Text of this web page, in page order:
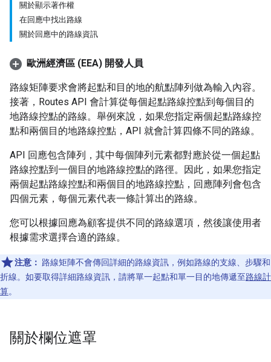
關於顯示著作權
在回應中找出路線
關於回應中的路線資訊
歐洲經濟區 (EEA) 開發人員
路線矩陣要求會將起點和目的地的航點陣列做為輸入內容。
接著，Routes API 會計算從每個起點路線控點到每個目的
地路線控點的路線。舉例來說，如果您指定兩個起點路線控
點和兩個目的地路線控點，API 就會計算四條不同的路線。
API 回應包含陣列，其中每個陣列元素都對應於從一個起點
路線控點到一個目的地路線控點的路徑。因此，如果您指定
兩個起點路線控點和兩個目的地路線控點，回應陣列會包含
四個元素，每個元素代表一條計算出的路線。
您可以根據回應為顧客提供不同的路線選項，然後讓使用者
根據需求選擇合適的路線。
注意： 路線矩陣不會傳回詳細的路線資訊，例如路線的支線、步驟和
折線。如要取得詳細路線資訊，請將單一起點和單一目的地傳遞至路線計
算。
關於欄位遮罩